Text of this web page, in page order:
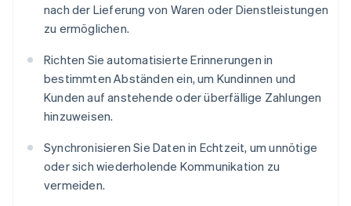
nach der Lieferung von Waren oder Dienstleistungen
zu ermöglichen.
Richten Sie automatisierte Erinnerungen in
bestimmten Abständen ein, um Kundinnen und
Kunden auf anstehende oder überfällige Zahlungen
hinzuweisen.
Synchronisieren Sie Daten in Echtzeit, um unnötige
oder sich wiederholende Kommunikation zu
vermeiden.